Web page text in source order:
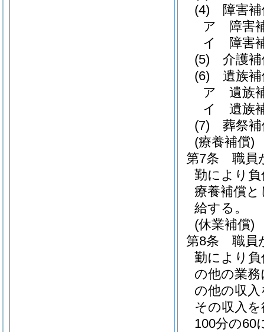
(4)
障害
ア
障害
イ
障害
(5)
介護
(6)
遺族
ア
遺族
イ
遺族
(7)
葬祭
(療養補償)
第7条
職員
勤により
療養補償
給する。
(休業補償)
第8条
職員
勤により
の他の業
の他の収
その収入
100分の60